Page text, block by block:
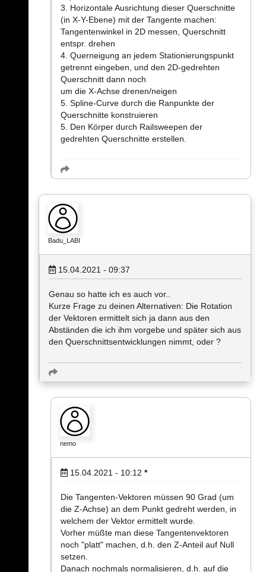
3. Horizontale Ausrichtung dieser Querschnitte
(in X-Y-Ebene) mit der Tangente machen:
Tangentenwinkel in 2D messen, Querschnitt
entspr. drehen
4. Querneigung an jedem Stationierungspunkt
getrennt eingeben, und den 2D-gedrehten
Querschnitt dann noch
um die X-Achse drenen/neigen
5. Spline-Curve durch die Ranpunkte der
Querschnitte konstruieren
5. Den Körper durch Railsweepen der
gedrehten Querschnitte erstellen.
Badu_LABI
15.04.2021 - 09:37
Genau so hatte ich es auch vor..
Kurze Frage zu deinen Alternativen: Die Rotation
der Vektoren ermittelt sich ja dann aus den
Abständen die ich ihm vorgebe und später sich aus
den Querschnittsentwicklungen nimmt, oder ?
nemo
15.04.2021 - 10:12 *
Die Tangenten-Vektoren müssen 90 Grad (um
die Z-Achse) an dem Punkt gedreht werden, in
welchem der Vektor ermittelt wurde.
Vorher müßte man diese Tangentenvektoren
noch "platt" machen, d.h. den Z-Anteil auf Null
setzen.
Danach nochmals normalisieren, d.h. auf die